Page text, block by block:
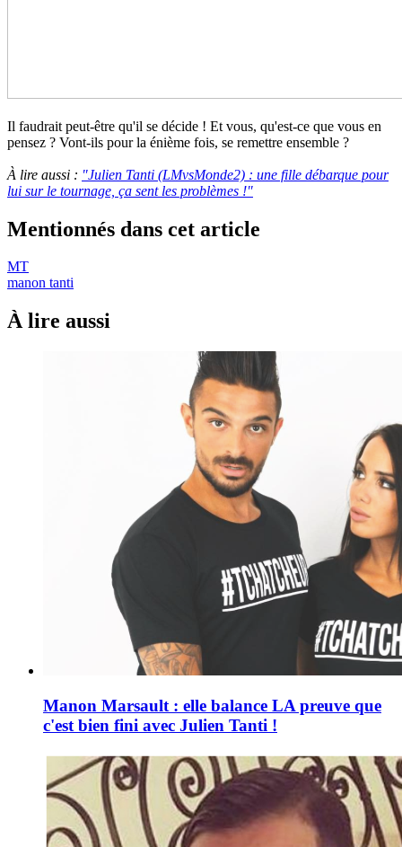
Il faudrait peut-être qu'il se décide ! Et vous, qu'est-ce que vous en
pensez ? Vont-ils pour la énième fois, se remettre ensemble ?
À lire aussi : "Julien Tanti (LMvsMonde2) : une fille débarque pour
lui sur le tournage, ça sent les problèmes !"
Mentionnés dans cet article
MT
manon tanti
À lire aussi
Manon Marsault : elle balance LA preuve que
c'est bien fini avec Julien Tanti !